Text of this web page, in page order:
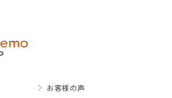
お客様の声